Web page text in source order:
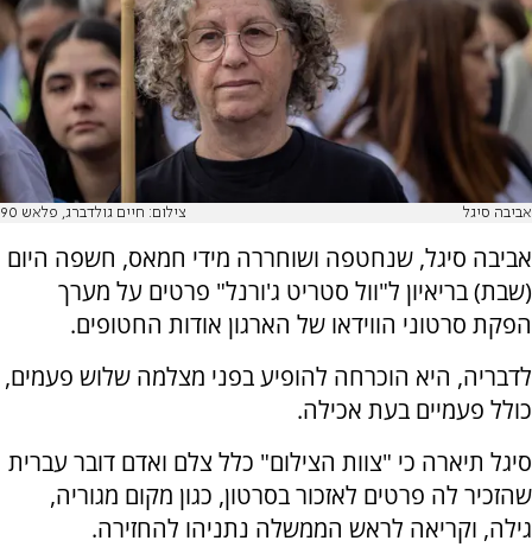
אביבה סיגל צילום: חיים גולדברג, פלאש 90
אביבה סיגל, שנחטפה ושוחררה מידי חמאס, חשפה היום
(שבת) בריאיון ל"וול סטריט ג'ורנל" פרטים על מערך
הפקת סרטוני הווידאו של הארגון אודות החטופים.
לדבריה, היא הוכרחה להופיע בפני מצלמה שלוש פעמים,
כולל פעמיים בעת אכילה.
סיגל תיארה כי "צוות הצילום" כלל צלם ואדם דובר עברית
שהזכיר לה פרטים לאזכור בסרטון, כגון מקום מגוריה,
גילה, וקריאה לראש הממשלה נתניהו להחזירה.